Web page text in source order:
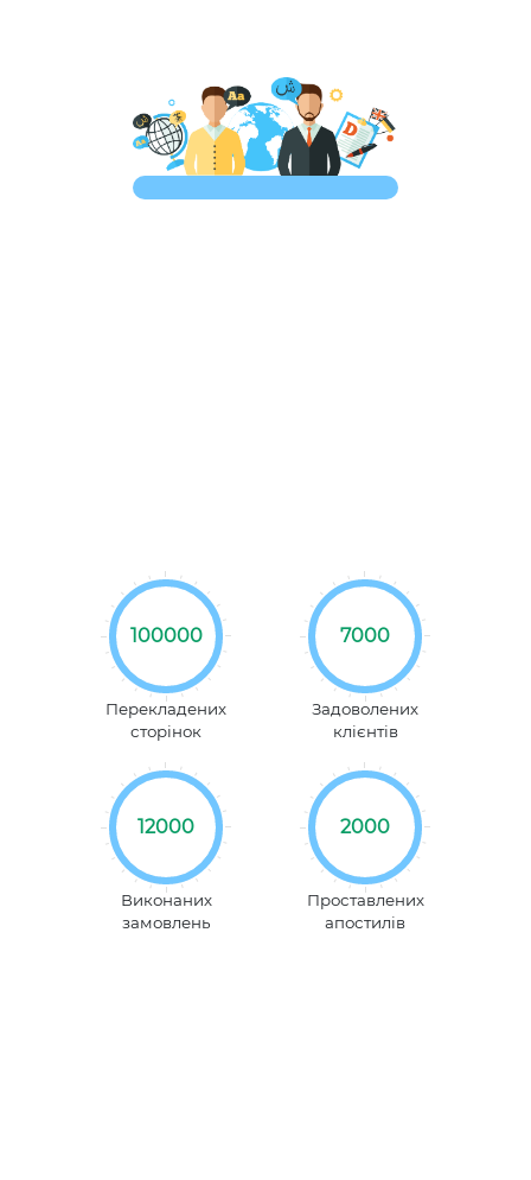
100000
Перекладених
сторінок
7000
Задоволених
клієнтів
12000
Виконаних
замовлень
2000
Проставлених
апостилів